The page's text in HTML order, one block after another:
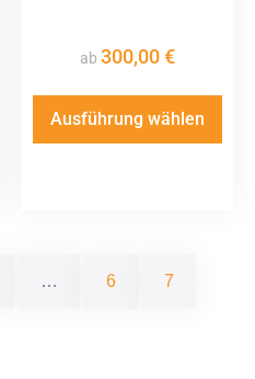
ab 300,00€
Ausführung wählen
… 6 7